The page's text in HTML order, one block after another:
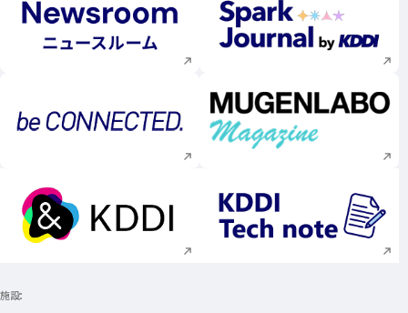
新規ウィンドウで開く 新規ウィンドウで
新規ウィンドウで開く 新規ウィンドウで
新規ウィンドウで開く 新規ウィンドウで
施設